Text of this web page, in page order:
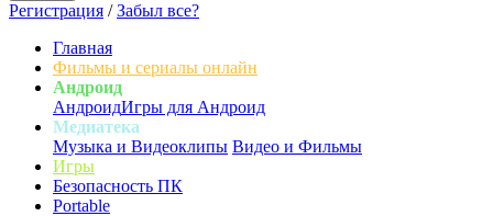
Регистрация /Забыл все?
Главная
Фильмы и сериалы онлайн
Андроид
АндроидИгры для Андроид
Медиатека
Музыка и Видеоклипы Видео и Фильмы
Игры
Безопасность ПК
Portable